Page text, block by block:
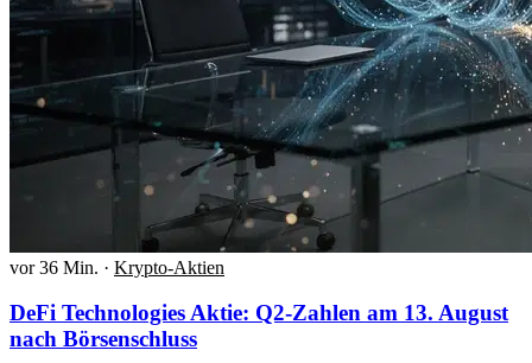
vor 36 Min. · Krypto-Aktien
DeFi Technologies Aktie: Q2-Zahlen am 13. August
nach Börsenschluss